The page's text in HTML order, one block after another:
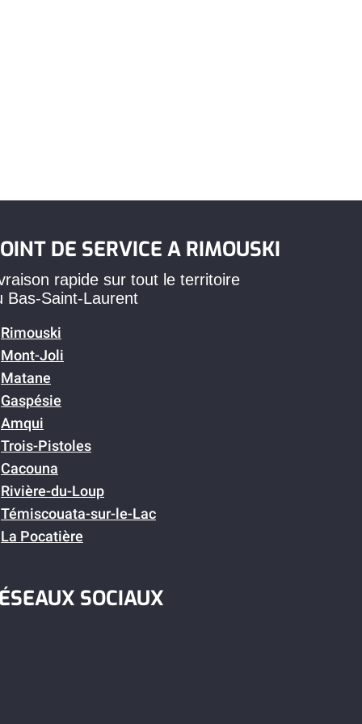
DE SERVICE A RIMOUSKI
rapide sur tout le territoire
Bas-Saint-Laurent
Rimouski
Mont-Joli
Matane
Gaspésie
Amqui
Trois-Pistoles
Cacouna
Rivière-du-Loup
Témiscouata-sur-le-Lac
La Pocatière
SOCIAUX